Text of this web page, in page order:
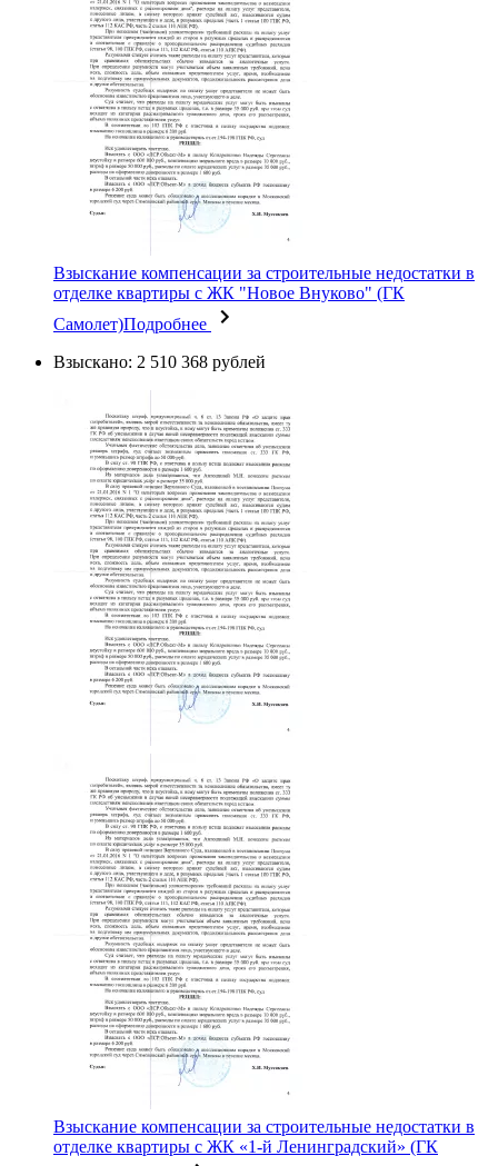
Взыскание компенсации за строительные недостатки в
отделке квартиры с ЖК "Новое Внуково" (ГК
Самолет)Подробнее
Взыскано: 2 510 368 рублей
Взыскание компенсации за строительные недостатки в
отделке квартиры с ЖК «1-й Ленинградский» (ГК